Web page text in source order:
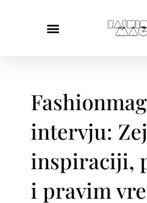
intervju:
inspiraciji,
i pravim